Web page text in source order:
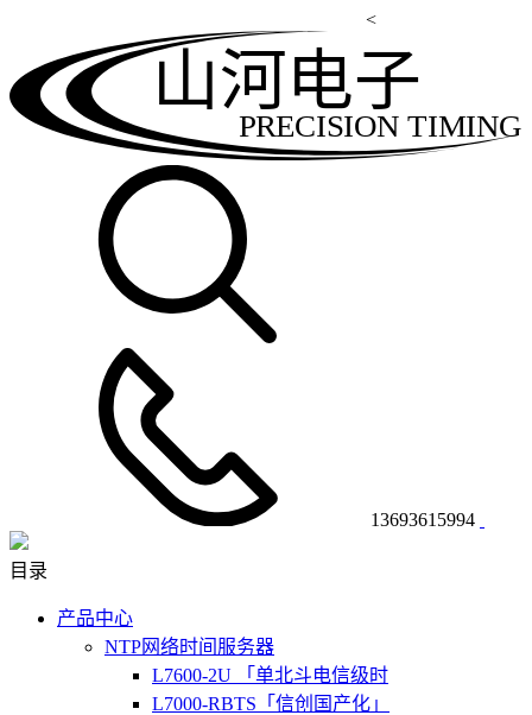
<
PRECISION TIMING
山河电子
13693615994
目录
产品中心
NTP网络时间服务器
L7600-2U 「单北斗电信级时
L7000-RBTS「信创国产化」